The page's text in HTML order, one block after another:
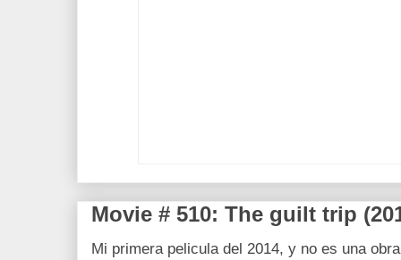
Movie # 510: The guilt trip
Mi primera pelicula del 2014, y no es una